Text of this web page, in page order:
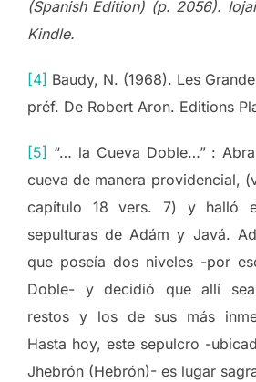
(Spanish Edition) (p. 2056).
Kindle.
[4] Baudy, N. (1968). Les
préf. De Robert Aron. Editions
[5] “… la Cueva Doble…” :
cueva de manera providencial,
capítulo 18 vers. 7) y halló
sepulturas de Adám y Javá.
que poseía dos niveles -por
Doble- y decidió que allí
restos y los de sus más
Hasta hoy, este sepulcro -
Jhebrón (Hebrón)- es lugar